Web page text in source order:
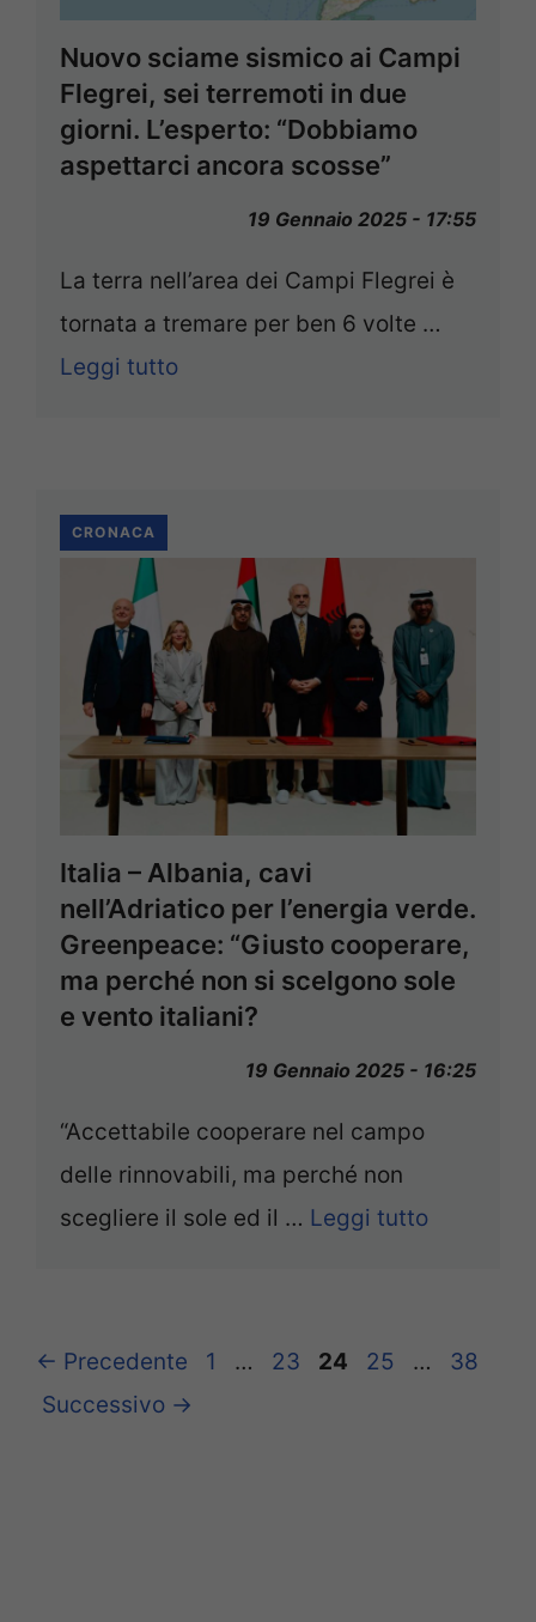
Nuovo sciame sismico ai Campi
Flegrei, sei terremoti in due
giorni. L’esperto: “Dobbiamo
aspettarci ancora scosse”
19 Gennaio 2025 - 17:55
La terra nell’area dei Campi Flegrei è
tornata a tremare per ben 6 volte …
Leggi tutto
CRONACA
Italia – Albania, cavi
nell’Adriatico per l’energia verde.
Greenpeace: “Giusto cooperare,
ma perché non si scelgono sole
e vento italiani?
19 Gennaio 2025 - 16:25
“Accettabile cooperare nel campo
delle rinnovabili, ma perché non
scegliere il sole ed il … Leggi tutto
← Precedente Pagina
1 … Pagina
23 Pagina
24 Pagina
25 … Pagina
38
Successivo →